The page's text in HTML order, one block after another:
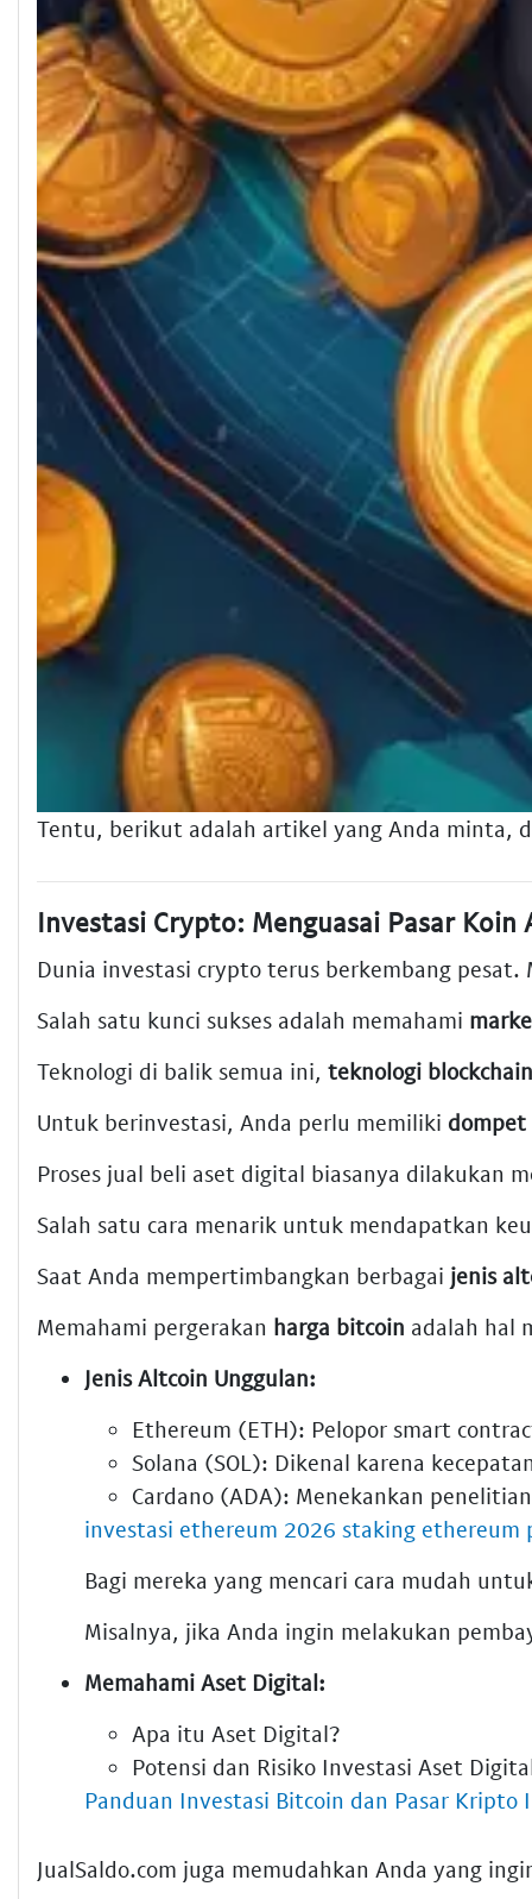
Tentu, berikut adalah artikel yang Anda minta,
Investasi Crypto: Menguasai Pasar Koin
Dunia investasi crypto terus berkembang
Salah satu kunci sukses adalah memahami
Teknologi di balik semua ini, teknologi blockchain
Untuk berinvestasi, Anda perlu memiliki
Proses jual beli aset digital biasanya dilakukan
Salah satu cara menarik untuk mendapatkan
Saat Anda mempertimbangkan berbagai jenis
Memahami pergerakan harga bitcoin adalah hal
Jenis Altcoin Unggulan:
Ethereum (ETH): Pelopor smart
Solana (SOL): Dikenal karena
Cardano (ADA): Menekankan
investasi ethereum 2026 staking ethereum
Bagi mereka yang mencari cara mudah
Misalnya, jika Anda ingin melakukan
Memahami Aset Digital:
Apa itu Aset Digital?
Potensi dan Risiko Investasi Aset
Panduan Investasi Bitcoin dan Pasar Kripto
JualSaldo.com juga memudahkan Anda yang